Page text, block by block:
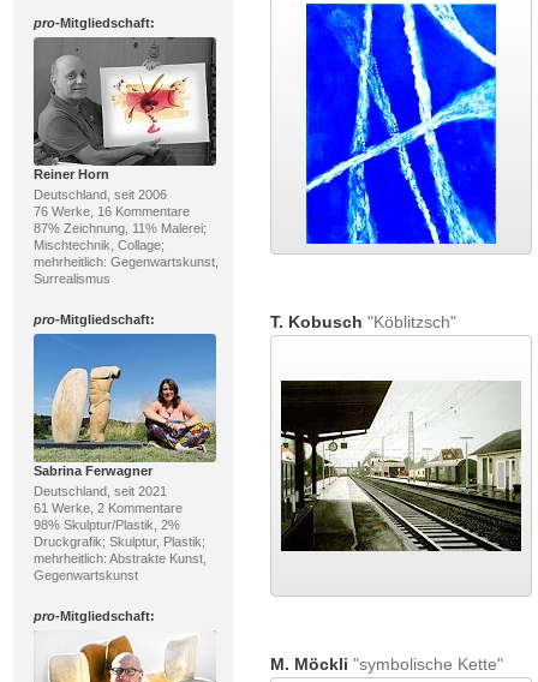
pro-Mitgliedschaft:
Reiner Horn
Deutschland, seit 2006
76 Werke, 16 Kommentare
87% Zeichnung, 11% Malerei;
Mischtechnik, Collage;
mehrheitlich: Gegenwartskunst,
Surrealismus
pro-Mitgliedschaft:
Sabrina Ferwagner
Deutschland, seit 2021
61 Werke, 2 Kommentare
98% Skulptur/Plastik, 2%
Druckgrafik; Skulptur, Plastik;
mehrheitlich: Abstrakte Kunst,
Gegenwartskunst
pro-Mitgliedschaft:
T. Kobusch "Köblitzsch"
M. Möckli "symbolische Kette"